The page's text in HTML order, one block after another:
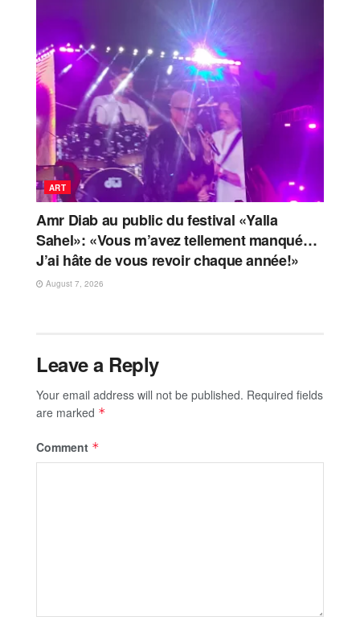
ART
Amr Diab au public du festival «Yalla
Sahel»: «Vous m’avez tellement manqué…
J’ai hâte de vous revoir chaque année!»
August 7, 2026
Leave a Reply
Your email address will not be published. Required fields
are marked *
Comment *